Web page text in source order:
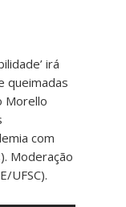
irá
queimadas
Morello
com
Moderação
UFSC).